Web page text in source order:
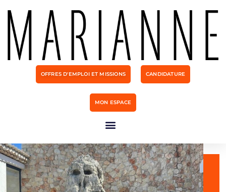
OFFRES D'EMPLOI ET MISSIONS CANDIDATURE
MON ESPACE